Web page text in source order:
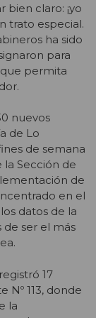
bien claro: ¡yo
trato especial.
ha sido
para
permita
nuevos
de Lo
de semana
la Sección de
de
en el
datos de la
de ser el más
17
Nº 113, donde
la